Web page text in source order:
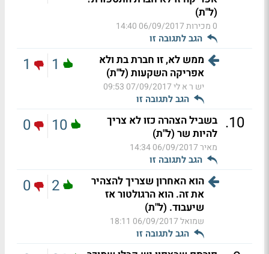
(ל"ת)
0 מכירות 06/09/2017 14:40
הגב לתגובה זו
ממש לא, זו חברת בת ולא
אפריקה השקעות (ל"ת)
יש ר א לי07/09/2017 09:53
הגב לתגובה זו
1
1
10
. בשביל הצהרה כזו לא צריך
להיות שר (ל"ת)
מאיר06/09/2017 14:34
הגב לתגובה זו
10
0
הוא האחרון שצריך להצהיר
את זה. הוא הרגולטור אז
שיעבוד. (ל"ת)
שמואל06/09/2017 18:11
הגב לתגובה זו
2
0